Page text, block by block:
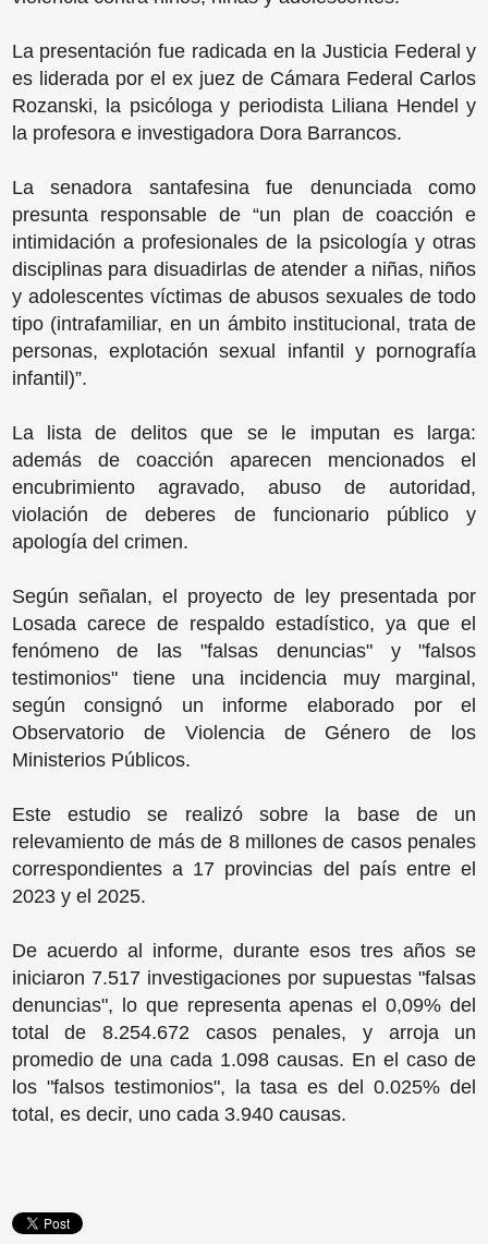
La presentación fue radicada en la Justicia Federal y
es liderada por el ex juez de Cámara Federal Carlos
Rozanski, la psicóloga y periodista Liliana Hendel y
la profesora e investigadora Dora Barrancos.
La senadora santafesina fue denunciada como
presunta responsable de “un plan de coacción e
intimidación a profesionales de la psicología y otras
disciplinas para disuadirlas de atender a niñas, niños
y adolescentes víctimas de abusos sexuales de todo
tipo (intrafamiliar, en un ámbito institucional, trata de
personas, explotación sexual infantil y pornografía
infantil)”.
La lista de delitos que se le imputan es larga:
además de coacción aparecen mencionados el
encubrimiento agravado, abuso de autoridad,
violación de deberes de funcionario público y
apología del crimen.
Según señalan, el proyecto de ley presentada por
Losada carece de respaldo estadístico, ya que el
fenómeno de las "falsas denuncias" y "falsos
testimonios" tiene una incidencia muy marginal,
según consignó un informe elaborado por el
Observatorio de Violencia de Género de los
Ministerios Públicos.
Este estudio se realizó sobre la base de un
relevamiento de más de 8 millones de casos penales
correspondientes a 17 provincias del país entre el
2023 y el 2025.
De acuerdo al informe, durante esos tres años se
iniciaron 7.517 investigaciones por supuestas "falsas
denuncias", lo que representa apenas el 0,09% del
total de 8.254.672 casos penales, y arroja un
promedio de una cada 1.098 causas. En el caso de
los "falsos testimonios", la tasa es del 0.025% del
total, es decir, uno cada 3.940 causas.